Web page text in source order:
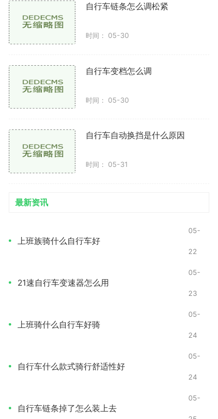
自行车链条怎么调松紧
时间： 05-30
自行车变档怎么调
时间： 05-30
自行车自动换挡是什么原因
时间： 05-31
最新资讯
上班族骑什么自行车好
05-
22
21速自行车变速器怎么用
05-
23
上班骑什么自行车好骑
05-
24
自行车什么款式骑行舒适性好
05-
24
自行车链条掉了怎么装上去
05-